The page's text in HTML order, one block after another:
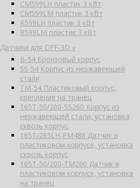
CM599LH пластик 3 кВт
CM599LM пластик 3 кВт
R599LH пластик 3 кВт
R599LM пластик 3 кВт
Датчики для DFF-3D »
B-54 Бронзовый корпус
SS-54 Корпус из нержавеющей
стали
TM-54 Пластиковый корпус,
крепление на транец
165T-50/200-SS260 Корпус из
нержавеющей стали, установка
сквозь корпус.
165T/265LH-PM488 Датчик в
пластиковом корпусе, установка
сквозь корпус
165T-50/200-TM260 Датчик в
пластиковом корпусе, установка
на транец